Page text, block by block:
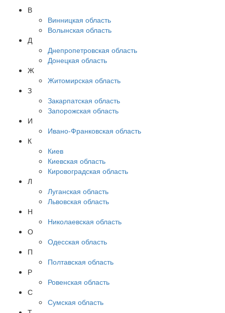
В
Винницкая область
Волынская область
Д
Днепропетровская область
Донецкая область
Ж
Житомирская область
З
Закарпатская область
Запорожская область
И
Ивано-Франковская область
К
Киев
Киевская область
Кировоградская область
Л
Луганская область
Львовская область
Н
Николаевская область
О
Одесская область
П
Полтавская область
Р
Ровенская область
С
Сумская область